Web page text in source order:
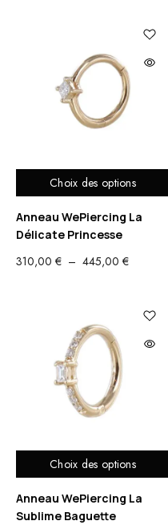
295,00 €
415,00 €
Choix des options
Anneau WePiercing La
Délicate Princesse
310,00 € – 445,00 €PLAGE
310,00 €
Choix des options
Anneau WePiercing La
Sublime Baguette